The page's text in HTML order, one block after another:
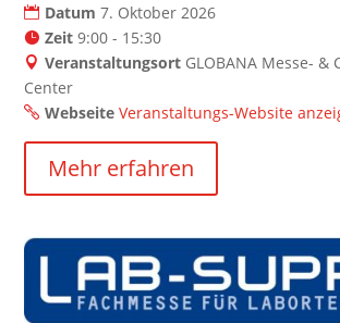
Datum7. Oktober 2026
Zeit9:00 - 15:30
Veranstaltungsort GLOBANA Messe- &
Center
WebseiteVeranstaltungs-Website
Mehr erfahren